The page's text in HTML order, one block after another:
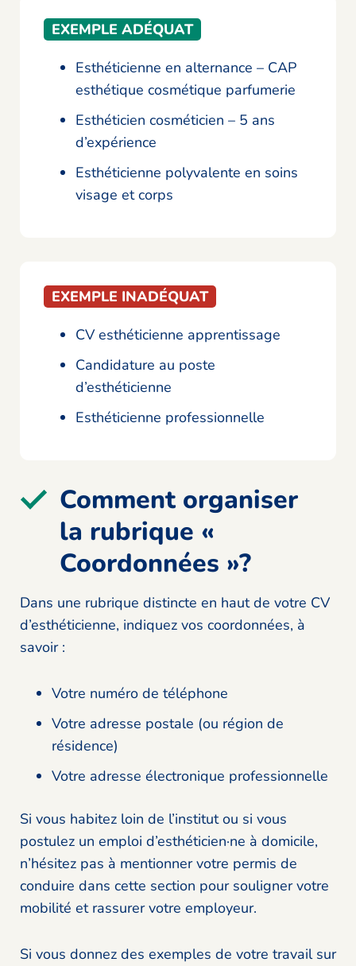
EXEMPLE ADÉQUAT
Esthéticienne en alternance – CAP
esthétique cosmétique parfumerie
Esthéticien cosméticien – 5 ans
d’expérience
Esthéticienne polyvalente en soins
visage et corps
EXEMPLE INADÉQUAT
CV esthéticienne apprentissage
Candidature au poste
d’esthéticienne
Esthéticienne professionnelle
Comment organiser
la rubrique «
Coordonnées »?
Dans une rubrique distincte en haut de votre CV
d’esthéticienne, indiquez vos coordonnées, à
savoir :
Votre numéro de téléphone
Votre adresse postale (ou région de
résidence)
Votre adresse électronique professionnelle
Si vous habitez loin de l’institut ou si vous
postulez un emploi d’esthéticien·ne à domicile,
n’hésitez pas à mentionner votre permis de
conduire dans cette section pour souligner votre
mobilité et rassurer votre employeur.
Si vous donnez des exemples de votre travail sur